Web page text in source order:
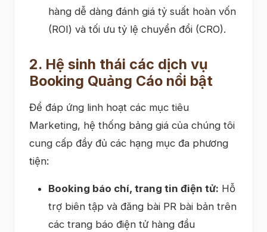
hàng dễ dàng đánh giá tỷ suất hoàn vốn
(ROI) và tối ưu tỷ lệ chuyển đổi (CRO).
2. Hệ sinh thái các dịch vụ
Booking Quảng Cáo nổi bật
Để đáp ứng linh hoạt các mục tiêu
Marketing, hệ thống bảng giá của chúng tôi
cung cấp đầy đủ các hạng mục đa phương
tiện:
Booking báo chí, trang tin điện tử: Hỗ
trợ biên tập và đăng bài PR bài bản trên
các trang báo điện tử hàng đầu